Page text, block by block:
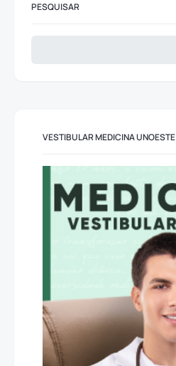
PESQUISAR
VESTIBULAR MEDICINA UNOESTE